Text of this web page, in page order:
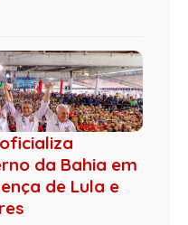
da Bahia em
de Lula e